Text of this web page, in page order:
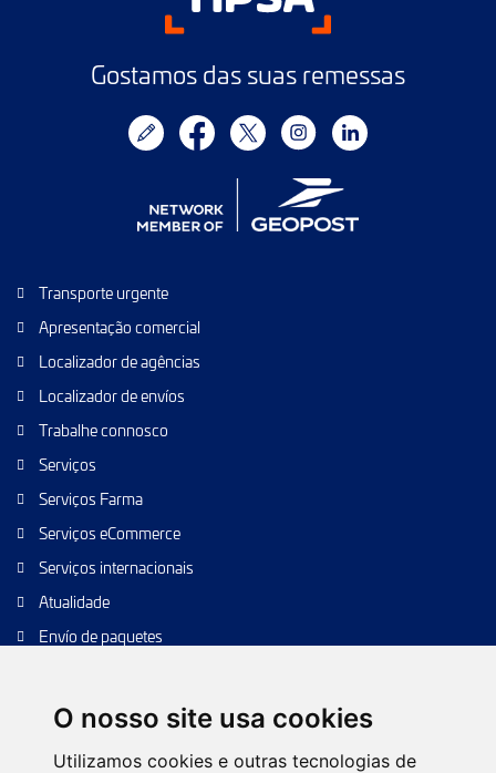
O nosso site usa cookies
Utilizamos cookies e outras tecnologias de
Gostamos das suas remessas
Transporte urgente
Apresentação comercial
Localizador de agências
Localizador de envíos
Trabalhe connosco
Serviços
Serviços Farma
Serviços eCommerce
Serviços internacionais
Atualidade
Envío de paquetes
Envíos de calidad